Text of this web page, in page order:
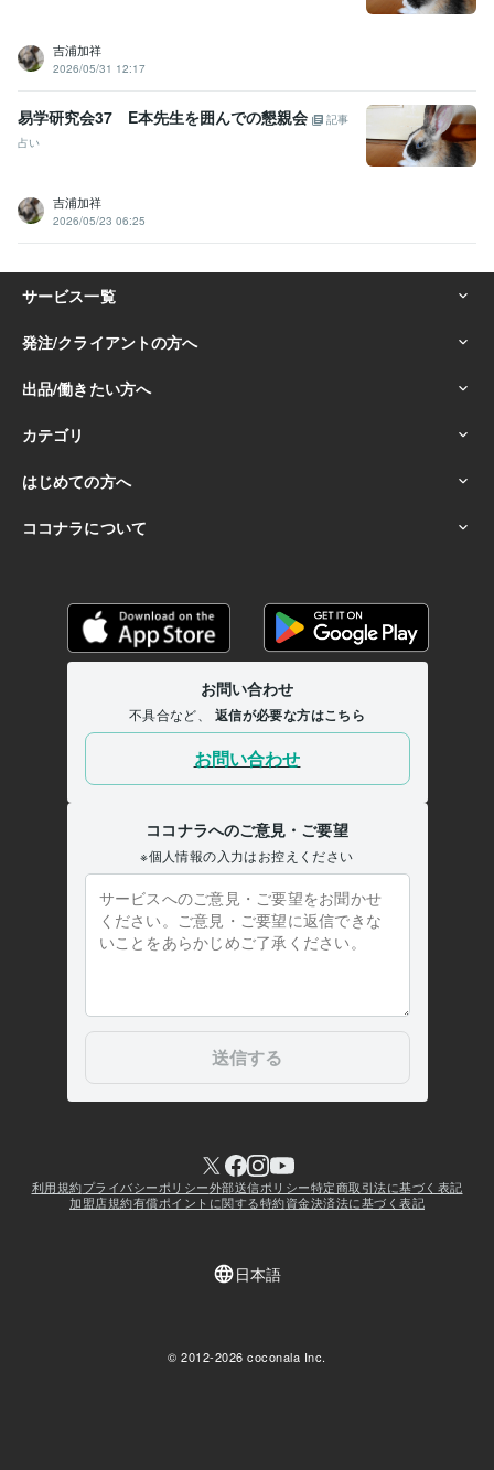
吉浦加祥
2026/05/31 12:17
易学研究会37 E本先生を囲んでの懇親会
記事
占い
吉浦加祥
2026/05/23 06:25